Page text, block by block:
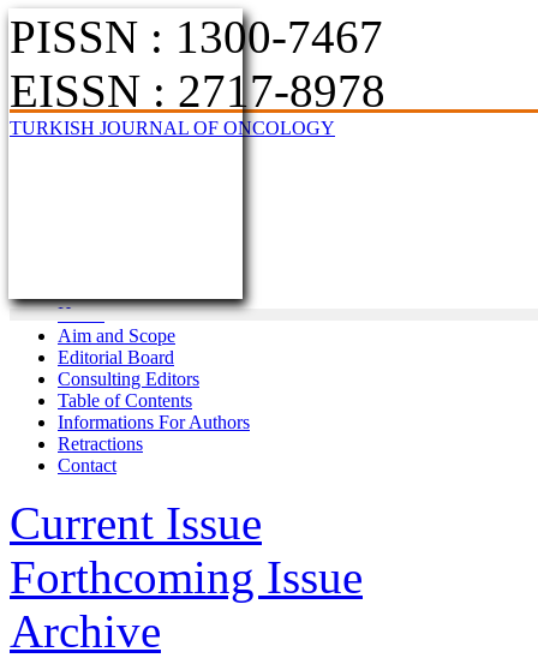
PISSN : 1300-7467
EISSN : 2717-8978
TURKISH JOURNAL OF ONCOLOGY
Home
Aim and Scope
Editorial Board
Consulting Editors
Table of Contents
Informations For Authors
Retractions
Contact
Current Issue
Forthcoming Issue
Archive